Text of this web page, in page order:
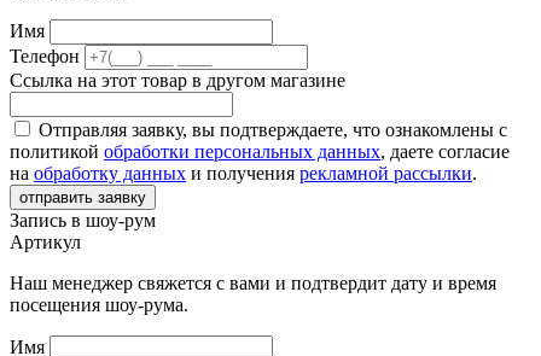
Имя
Телефон
Ссылка на этот товар в другом магазине
Отправляя заявку, вы подтверждаете, что ознакомлены с
политикой обработки персональных данных, даете согласие
на обработку данных и получения рекламной рассылки.
отправить заявку
Запись в шоу-рум
Артикул
Наш менеджер свяжется с вами и подтвердит дату и время
посещения шоу-рума.
Имя